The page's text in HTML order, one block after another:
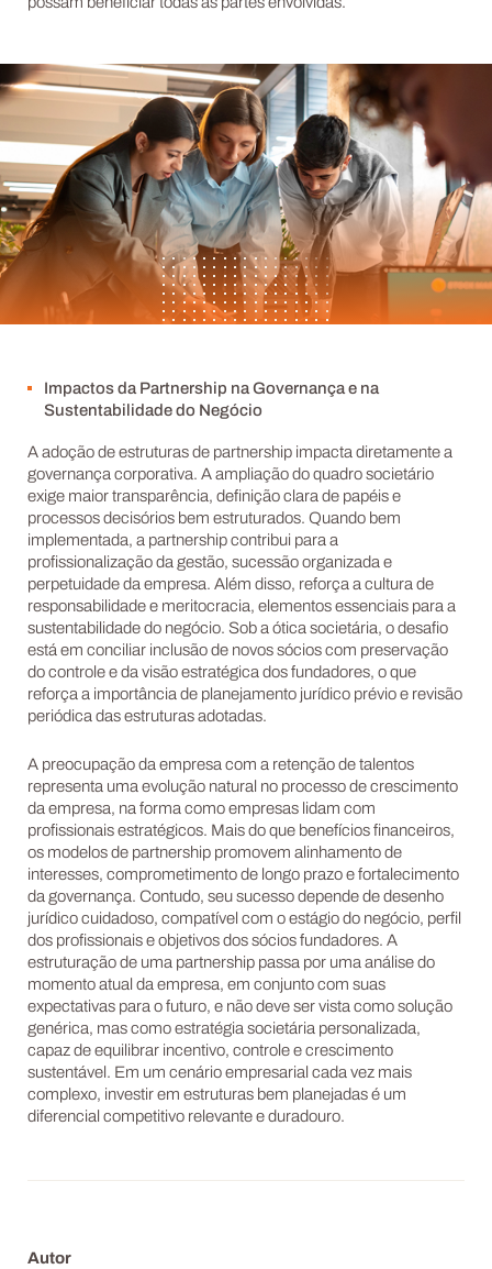
possam beneficiar todas as partes envolvidas.
Impactos da Partnership na Governança e na
Sustentabilidade do Negócio
A adoção de estruturas de partnership impacta diretamente a
governança corporativa. A ampliação do quadro societário
exige maior transparência, definição clara de papéis e
processos decisórios bem estruturados. Quando bem
implementada, a partnership contribui para a
profissionalização da gestão, sucessão organizada e
perpetuidade da empresa. Além disso, reforça a cultura de
responsabilidade e meritocracia, elementos essenciais para a
sustentabilidade do negócio. Sob a ótica societária, o desafio
está em conciliar inclusão de novos sócios com preservação
do controle e da visão estratégica dos fundadores, o que
reforça a importância de planejamento jurídico prévio e revisão
periódica das estruturas adotadas.
A preocupação da empresa com a retenção de talentos
representa uma evolução natural no processo de crescimento
da empresa, na forma como empresas lidam com
profissionais estratégicos. Mais do que benefícios financeiros,
os modelos de partnership promovem alinhamento de
interesses, comprometimento de longo prazo e fortalecimento
da governança. Contudo, seu sucesso depende de desenho
jurídico cuidadoso, compatível com o estágio do negócio, perfil
dos profissionais e objetivos dos sócios fundadores. A
estruturação de uma partnership passa por uma análise do
momento atual da empresa, em conjunto com suas
expectativas para o futuro, e não deve ser vista como solução
genérica, mas como estratégia societária personalizada,
capaz de equilibrar incentivo, controle e crescimento
sustentável. Em um cenário empresarial cada vez mais
complexo, investir em estruturas bem planejadas é um
diferencial competitivo relevante e duradouro.
Autor